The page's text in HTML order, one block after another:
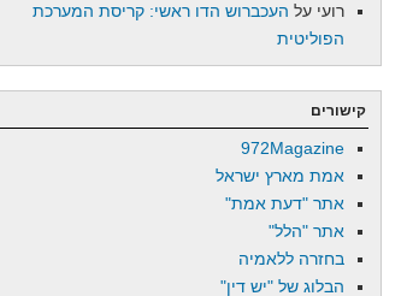
רועי על העכברוש הדו ראשי: קריסת המערכת
הפוליטית
קישורים
972Magazine
אמת מארץ ישראל
אתר "דעת אמת"
אתר "הלל"
בחזרה ללאמיה
הבלוג של "יש דין"